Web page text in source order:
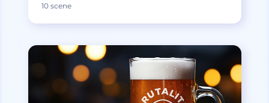
10 scene